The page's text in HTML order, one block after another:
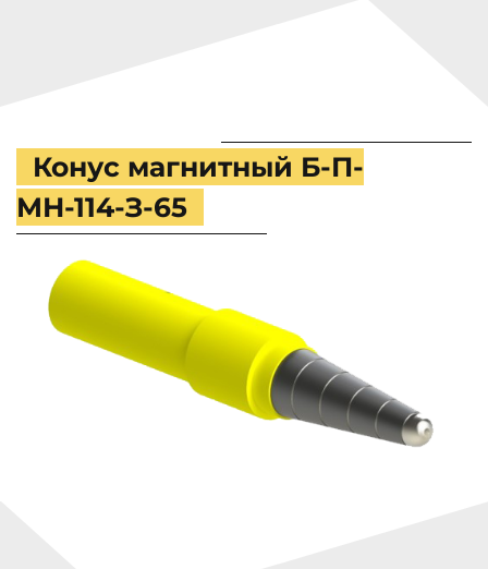
Конус магнитный Б-П-
МН-114-З-65